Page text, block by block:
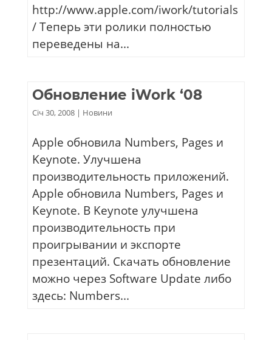
http://www.apple.com/iwork/tutorials
/ Теперь эти ролики полностью
переведены на...
Обновление iWork ‘08
Січ 30, 2008| Новини
Apple обновила Numbers, Pages и
Keynote. Улучшена
производительность приложений.
Apple обновила Numbers, Pages и
Keynote. В Keynote улучшена
производительность при
проигрывании и экспорте
презентаций. Скачать обновление
можно через Software Update либо
здесь: Numbers...